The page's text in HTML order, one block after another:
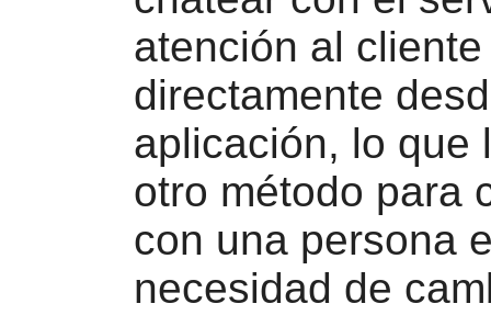
atención al cliente
directamente
aplicación, lo que
otro método para
con una persona
necesidad de